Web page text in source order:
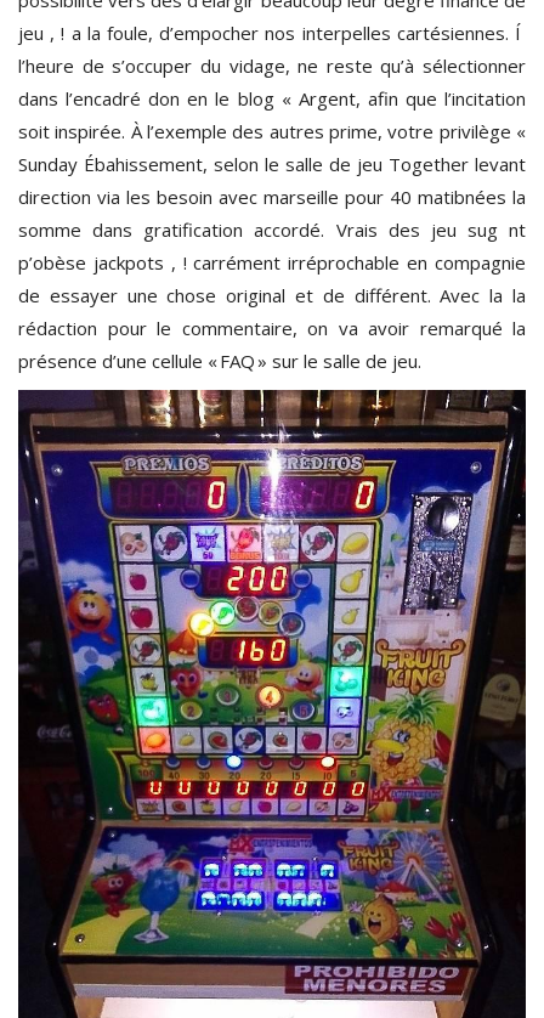
jeu , ! a la foule, d’empocher nos interpelles cartésiennes. Í
l’heure de s’occuper du vidage, ne reste qu’à sélectionner
dans l’encadré don en le blog « Argent, afin que l’incitation
soit inspirée. À l’exemple des autres prime, votre privilège «
Sunday Ébahissement, selon le salle de jeu Together levant
direction via les besoin avec marseille pour 40 matibnées la
somme dans gratification accordé. Vrais des jeu sug nt
p’obèse jackpots , ! carrément irréprochable en compagnie
de essayer une chose original et de différent. Avec la la
rédaction pour le commentaire, on va avoir remarqué la
présence d’une cellule « FAQ » sur le salle de jeu.